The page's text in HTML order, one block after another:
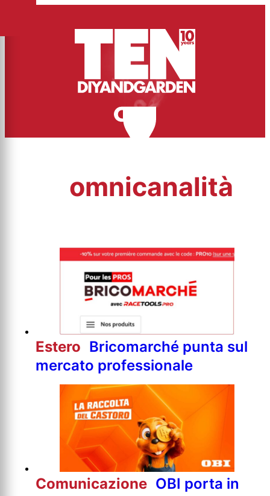
omnicanalità
Estero Bricomarché punta sul
mercato professionale
Comunicazione OBI porta in